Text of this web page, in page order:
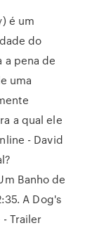
é um
do
a pena de
uma
a qual ele
- David
Banho de
A Dog's
Trailer